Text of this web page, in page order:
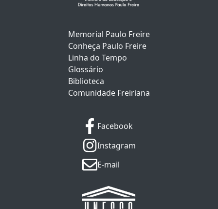
Memorial Paulo Freire
Conheça Paulo Freire
Linha do Tempo
Glossário
Biblioteca
Comunidade Freiriana
Facebook
Instagram
E-mail